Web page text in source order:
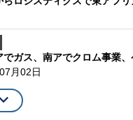
ガス、南アでクロム事業
月02日